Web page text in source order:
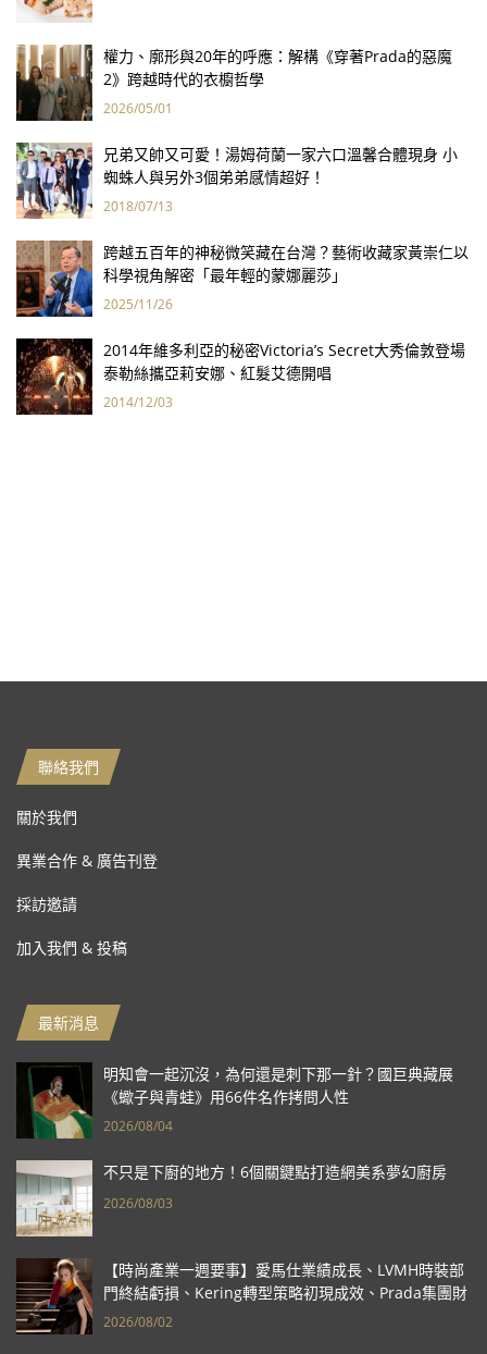
權力、廓形與20年的呼應：解構《穿著Prada的惡魔
2》跨越時代的衣櫥哲學
2026/05/01
兄弟又帥又可愛！湯姆荷蘭一家六口溫馨合體現身 小
蜘蛛人與另外3個弟弟感情超好！
2018/07/13
跨越五百年的神秘微笑藏在台灣？藝術收藏家黃崇仁以
科學視角解密「最年輕的蒙娜麗莎」
2025/11/26
2014年維多利亞的秘密Victoria’s Secret大秀倫敦登場
泰勒絲攜亞莉安娜、紅髮艾德開唱
2014/12/03
聯絡我們
關於我們
異業合作 & 廣告刊登
採訪邀請
加入我們 & 投稿
最新消息
明知會一起沉沒，為何還是刺下那一針？國巨典藏展
《蠍子與青蛙》用66件名作拷問人性
2026/08/04
不只是下廚的地方！6個關鍵點打造網美系夢幻廚房
2026/08/03
【時尚產業一週要事】愛馬仕業績成長、LVMH時裝部
門終結虧損、Kering轉型策略初現成效、Prada集團財
報亮眼
2026/08/02